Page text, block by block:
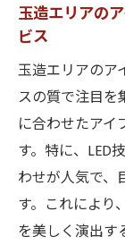
理想の眉
ロウ最新
トレ
ク」
最新
大阪
玉造エリアの
ビス
玉造エリアのア
スの質で注目を
に合わせたアイ
す。特に、LED
わせが人気で、
す。これにより
を美しく演出す